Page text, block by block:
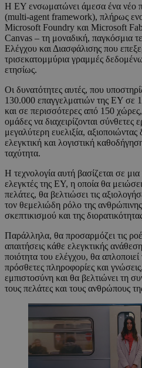
Η EY ενσωματώνει άμεσα ένα νέο
(multi-agent framework), πλήρως
Microsoft Foundry και Microsoft
Canvas – τη μοναδική, παγκόσμια
Ελέγχου και Διασφάλισης που
τρισεκατομμύρια γραμμές
ετησίως.
Οι δυνατότητες αυτές, που
130.000 επαγγελματιών της ΕΥ σε
και σε περισσότερες από 150 χώρες,
ομάδες να διαχειρίζονται σύνθετες
μεγαλύτερη ευελιξία,
ελεγκτική και λογιστική
ταχύτητα.
Η τεχνολογία αυτή βασίζεται σε
ελεγκτές της EY, η οποία θα
πελάτες, θα βελτιώσει τις
τον θεμελιώδη ρόλο της
σκεπτικισμού και της
Παράλληλα, θα προσαρμόζει τις
απαιτήσεις κάθε ελεγκτικής
ποιότητα του ελέγχου, θα απλοποιεί
πρόσθετες πληροφορίες και
εμπιστοσύνη και θα βελτιώνει τη
τους πελάτες και τους ανθρώπους